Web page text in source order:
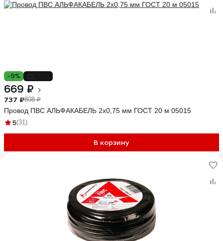
-9%
669 ₽
737 ₽808 ₽
Провод ПВС АЛЬФАКАБЕЛЬ 2х0,75 мм ГОСТ 20 м 05015
5(31)
В корзину